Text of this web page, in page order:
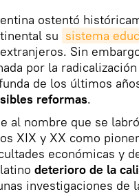
ostentó
su sistema
Sin
por la
de los últimos
reformas.
al nombre que se
XIX y XX como
económicas y
deterioro de la
investigaciones de